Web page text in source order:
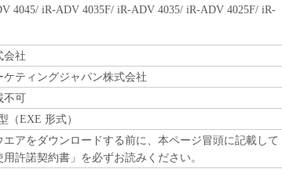
4045/ iR-ADV 4035F/ iR-ADV 4035/ iR-ADV 4025F/ iR-
会社
ケティングジャパン株式会社
不可
（EXE 形式）
エアをダウンロードする前に、本ページ冒頭に記載して
許諾契約書」を必ずお読みください。